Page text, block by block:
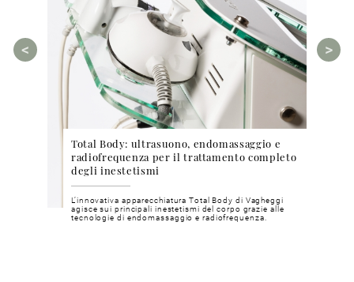
Total Body: ultrasuono, endomassaggio e
radiofrequenza per il trattamento completo
degli inestetismi
L’innovativa apparecchiatura Total Body di Vagheggi
agisce sui principali inestetismi del corpo grazie alle
tecnologie di endomassaggio e radiofrequenza.